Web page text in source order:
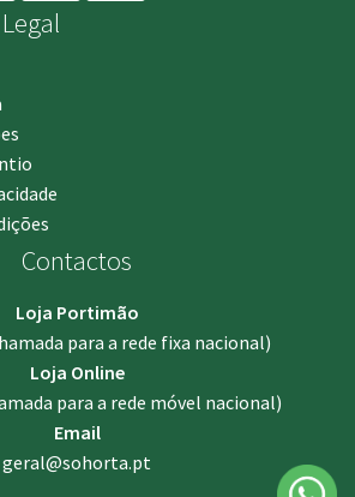
Contactos
Loja Portimão
para a rede fixa nacional)
Loja Online
para a rede móvel nacional)
Email
geral@sohorta.pt